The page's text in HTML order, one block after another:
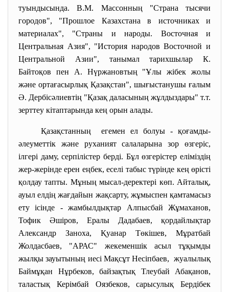
туындысында. В.М. Массонның "Страна тысячи
городов", "Прошлое Казахстана в источниках и
материалах", "Страны и народы. Восточная и
Центральная Азия", "История народов Восточной и
Центральной Азии", танымал тарихшылар К.
Байтоқов пен А. Нүржановтың "Ұлы жібек жолы
және ортағасырлық Қазақстан", шығыстанушы ғалым
Ә. Дербісәлиевтің "Қазақ даласының жұлдыздары" т.т.
зерттеу кітаптарында кең орын алады.
Қазақстанның егемен ел болуы - қоғамды-
әлеуметтік және руханият салаларына зор өзгеріс,
ілгері даму, серпілістер берді. Бұл өзгерістер еліміздің
жер-жерінде ерен еңбек, еселі табыс түрінде кең өрісті
қолдау тапты. Мұның мысал-деректері көп. Айталық,
ауыл елдің жағдайын жақсарту, жұмыспен қамтамасыз
ету ісінде - жамбылдықтар Алпысбай Жұмаханов,
Тофик Әшіров, Ералы Дадабаев, қордайлықтар
Александр Заноха, Қуанар Төкішев, Мұратбай
Жолдасбаев, "АРАС" жекеменшік асыл тұқымды
жылқы зауытының иесі Мақсұт Несіпбаев, жуалылық
Баймұқан Нұрбеков, байзақтық Тлеубай Абақанов,
таластық Керімбай Оязбеков, сарысулық Бердібек